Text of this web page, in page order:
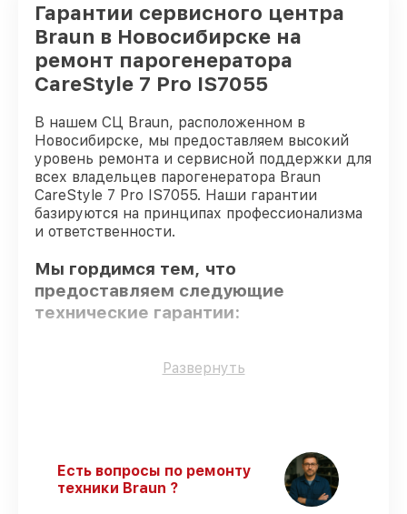
Гарантии сервисного центра
Braun в Новосибирске на
ремонт парогенератора
CareStyle 7 Pro IS7055
В нашем СЦ Braun, расположенном в
Новосибирске, мы предоставляем высокий
уровень ремонта и сервисной поддержки для
всех владельцев парогенератора Braun
CareStyle 7 Pro IS7055. Наши гарантии
базируются на принципах профессионализма
и ответственности.
Мы гордимся тем, что
предоставляем следующие
технические гарантии:
Использование оригинальных
все работники проходят обязательное
обучение и ежегодную аттестацию, что
подтверждает их уровень мастерства.
Развернуть
Есть вопросы по ремонту
техники Braun ?